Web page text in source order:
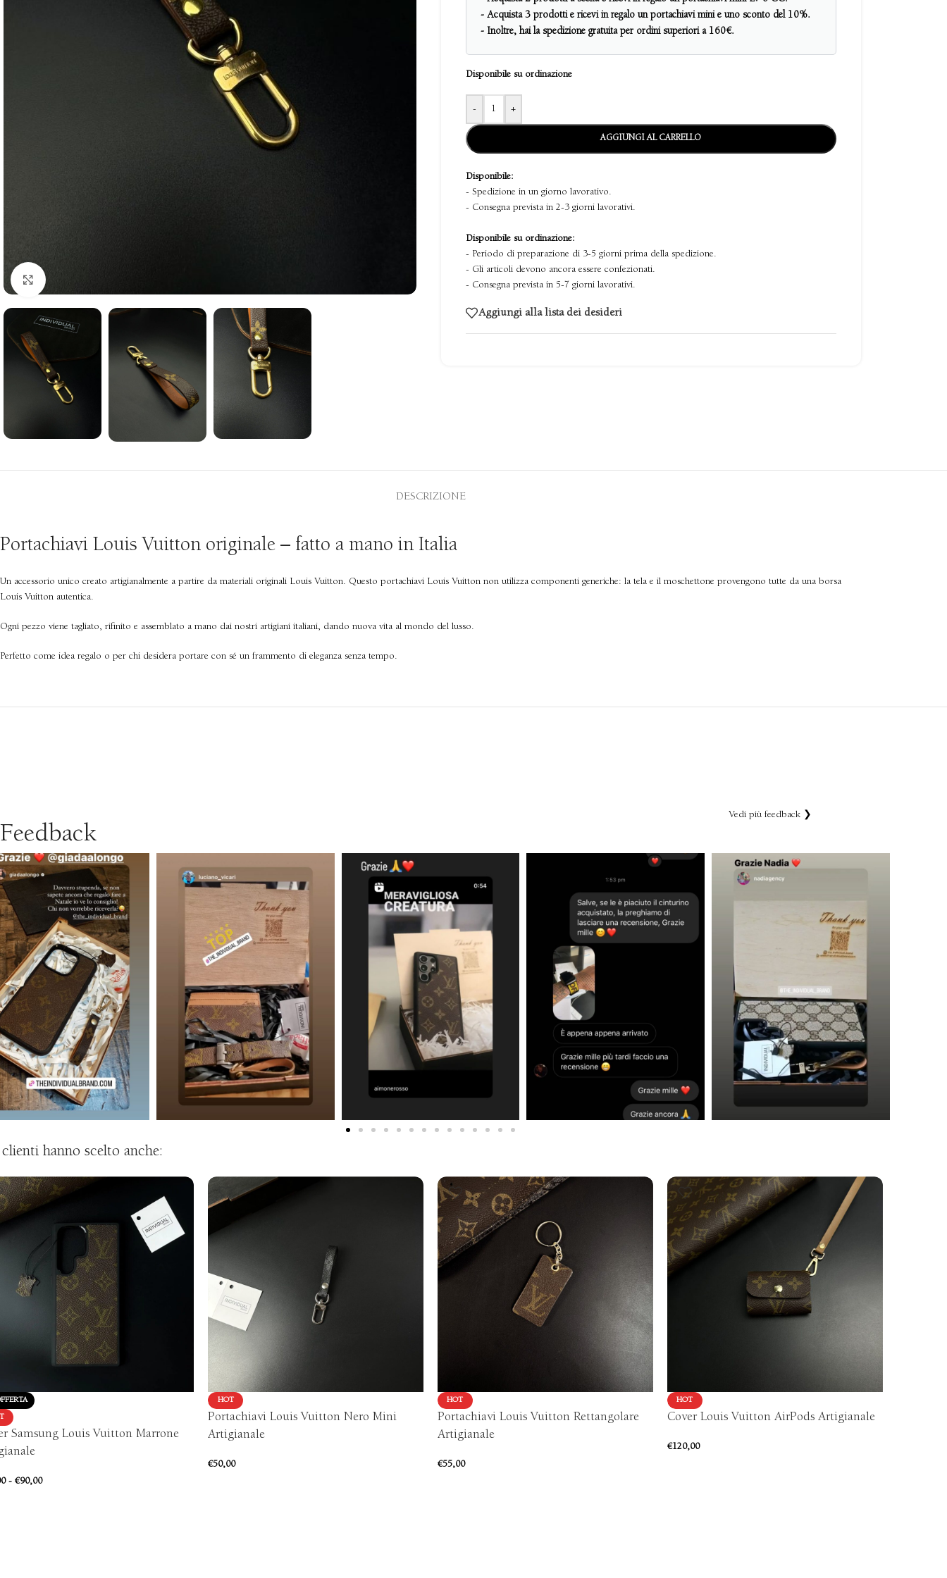
- Acquista 3 prodotti e ricevi in regalo un portachiavi mini e uno sconto del 10%.
- Inoltre, hai la spedizione gratuita per ordini superiori a 160€.
Disponibile su ordinazione
- +
AGGIUNGI AL CARRELLO
Disponibile:
- Spedizione in un giorno lavorativo.
- Consegna prevista in 2-3 giorni lavorativi.
Disponibile su ordinazione:
- Periodo di preparazione di 3-5 giorni prima della spedizione.
- Gli articoli devono ancora essere confezionati.
- Consegna prevista in 5-7 giorni lavorativi.
Aggiungi alla lista dei desideri
DESCRIZIONE
Portachiavi Louis Vuitton originale – fatto a mano in Italia
Un accessorio unico creato artigianalmente a partire da materiali originali Louis Vuitton. Questo portachiavi Louis Vuitton non utilizza componenti generiche: la tela e il moschettone provengono tutte da una borsa
Louis Vuitton autentica.
Ogni pezzo viene tagliato, rifinito e assemblato a mano dai nostri artigiani italiani, dando nuova vita al mondo del lusso.
Perfetto come idea regalo o per chi desidera portare con sé un frammento di eleganza senza tempo.
Feedback
Vedi più feedback ❯
hanno scelto anche:
Samsung Louis Vuitton Marrone
- €90,00
HOT
Portachiavi Louis Vuitton Nero Mini
Artigianale
€50,00
HOT
Portachiavi Louis Vuitton Rettangolare
Artigianale
€55,00
HOT
Cover Louis Vuitton AirPods Artigianale
€120,00